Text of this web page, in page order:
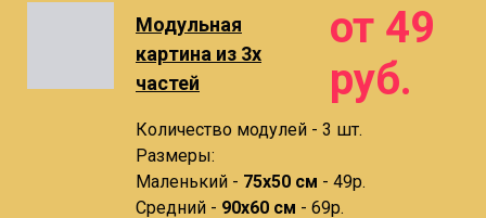
Модульная
картина из 3х
частей
от 49
руб.
Количество модулей - 3 шт.
Размеры:
Маленький - 75х50 см - 49р.
Средний - 90x60 см - 69р.